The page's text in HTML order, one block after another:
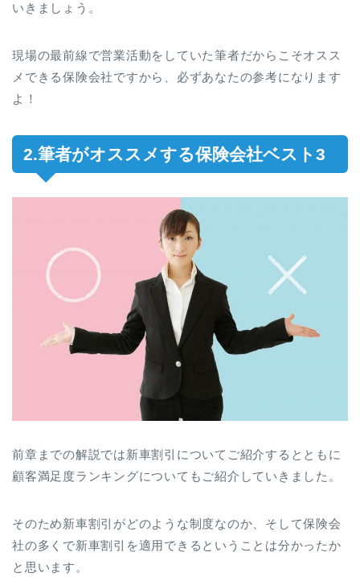
いきましょう。
現場の最前線で営業活動をしていた筆者だからこそオスス
メできる保険会社ですから、必ずあなたの参考になります
よ！
2.筆者がオススメする保険会社ベスト3
前章までの解説では新車割引についてご紹介するとともに
顧客満足度ランキングについてもご紹介していきました。
そのため新車割引がどのような制度なのか、そして保険会
社の多くで新車割引を適用できるということは分かったか
と思います。